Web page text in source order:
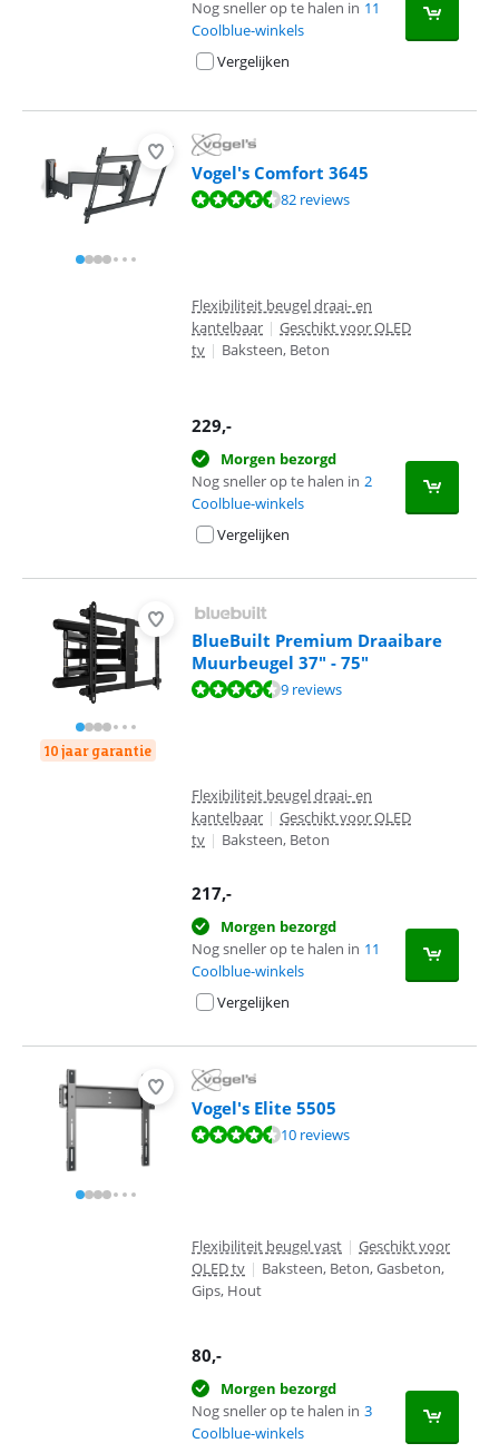
Nog sneller op te halen in 11
Coolblue-winkels
Vergelijken
Vogel's Comfort 3645
Beoordeling is 9,1 van de 10, gebaseerd op 82 reviews.
82 reviews
Flexibiliteit beugel draai- en
kantelbaar | Geschikt voor OLED
tv | Baksteen, Beton
229,-
Morgen bezorgd
Nog sneller op te halen in 2
Coolblue-winkels
Vergelijken
10 jaar garantie
BlueBuilt Premium Draaibare
Muurbeugel 37" - 75"
Beoordeling is 8,9 van de 10, gebaseerd op 9 reviews.
9 reviews
Flexibiliteit beugel draai- en
kantelbaar | Geschikt voor OLED
tv | Baksteen, Beton
217,-
Morgen bezorgd
Nog sneller op te halen in 11
Coolblue-winkels
Vergelijken
Vogel's Elite 5505
Beoordeling is 9,4 van de 10, gebaseerd op 10 reviews.
10 reviews
Flexibiliteit beugel vast | Geschikt voor
OLED tv | Baksteen, Beton, Gasbeton,
Gips, Hout
80,-
Morgen bezorgd
Nog sneller op te halen in 3
Coolblue-winkels